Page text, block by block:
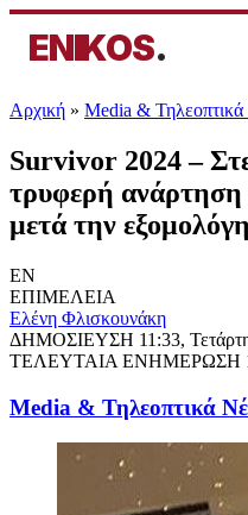
ENIKOS.
Αρχική » Media &
Survivor 2024 –
τρυφερή ανάρτηση
μετά την
EN
ΕΠΙΜΕΛΕΙΑ
Ελένη Φλισκουνάκη
ΔΗΜΟΣΙΕΥΣΗ 11:33,
ΤΕΛΕΥΤΑΙΑ ΕΝΗΜΕΡΩΣΗ
Media & Τηλεοπτικά